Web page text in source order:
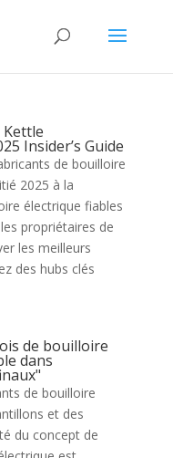
Kettle
Insider’s Guide
de bouilloire
2025 à la
électrique fiables
propriétaires de
les meilleurs
des hubs clés
de bouilloire
dans
de bouilloire
et des
du concept de